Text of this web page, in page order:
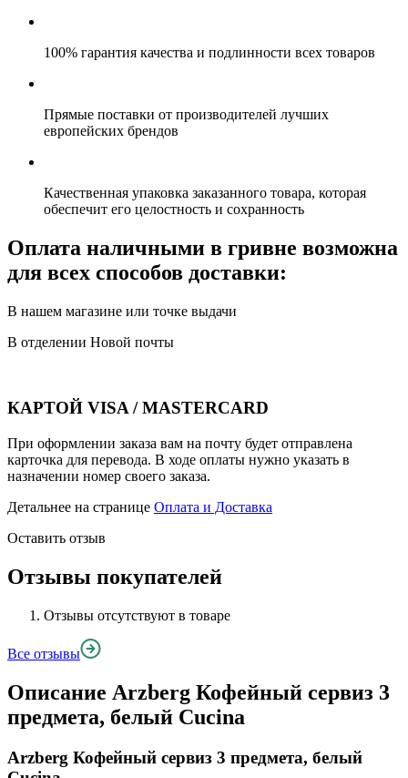
100% гарантия качества и подлинности всех товаров
Прямые поставки от производителей лучших
европейских брендов
Качественная упаковка заказанного товара, которая
обеспечит его целостность и сохранность
Оплата наличными в гривне возможна
для всех способов доставки:
В нашем магазине или точке выдачи
В отделении Новой почты
КАРТОЙ VISA / MASTERCARD
При оформлении заказа вам на почту будет отправлена
карточка для перевода. В ходе оплаты нужно указать в
назначении номер своего заказа.
Детальнее на странице Оплата и Доставка
Оставить отзыв
Отзывы покупателей
Отзывы отсутствуют в товаре
Все отзывы
Описание Arzberg Кофейный сервиз 3
предмета, белый Cucina
Arzberg Кофейный сервиз 3 предмета, белый